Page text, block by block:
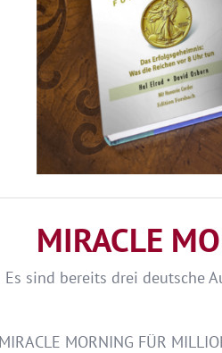
MIRACLE
Es sind bereits drei deutsche
MIRACLE MORNING FÜR